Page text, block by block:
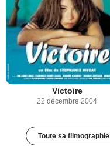
Victoire
22 décembre 2004
Toute sa filmographie